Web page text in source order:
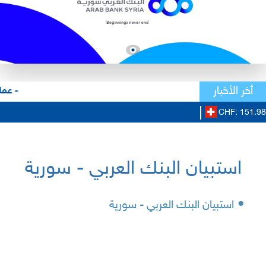
أخر الأخبار -
CHF:
استبيان البنك العربي - سورية
• استبيان البنك العربي - سورية